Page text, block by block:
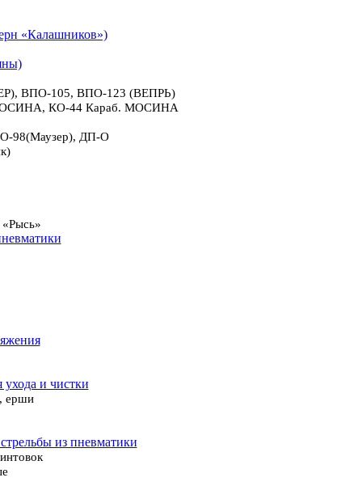
«Калашников»)
ВПО-105, ВПО-123 (ВЕПРЬ)
КО-44 Караб. МОСИНА
98(Маузер), ДП-О
ухода и чистки
ерши
из пневматики